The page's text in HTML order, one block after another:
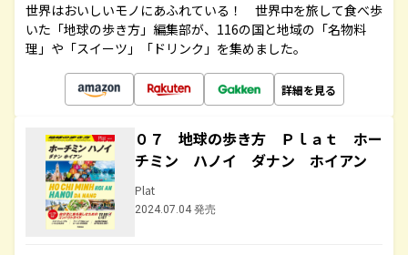
世界はおいしいモノにあふれている！ 世界中を旅して食べ歩
いた「地球の歩き方」編集部が、116の国と地域の「名物料
理」や「スイーツ」「ドリンク」を集めました。
詳細を見る
０７ 地球の歩き方 Ｐｌａｔ ホー
チミン ハノイ ダナン ホイアン
Plat
2024.07.04 発売